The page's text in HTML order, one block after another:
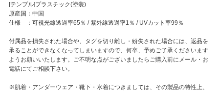
[テンプル]プラスチック(塗装)
原産国：中国
仕様 ：可視光線透過率65％ / 紫外線透過率1％ / UVカット率99％
付属品を損失された場合や、タグを切り離し・紛失された場合には、返品を
承ることができなくなってしまいますので、何卒、予めご了承くださいます
ようお願いいたします。ご不明な点がございましたらご購入前にメール・お
電話にてご相談下さい。
※肌着・アンダーウェア・靴下・水着につきましては、その製品の特性上、